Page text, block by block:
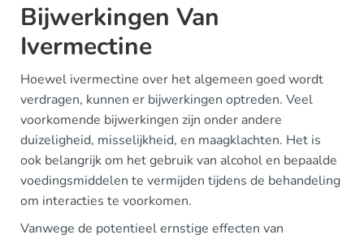
Bijwerkingen Van
Ivermectine
Hoewel ivermectine over het algemeen goed wordt
verdragen, kunnen er bijwerkingen optreden. Veel
voorkomende bijwerkingen zijn onder andere
duizeligheid, misselijkheid, en maagklachten. Het is
ook belangrijk om het gebruik van alcohol en bepaalde
voedingsmiddelen te vermijden tijdens de behandeling
om interacties te voorkomen.
Vanwege de potentieel ernstige effecten van